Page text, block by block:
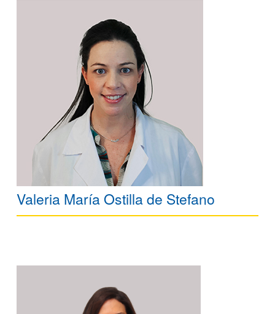
Valeria María Ostilla de Stefano